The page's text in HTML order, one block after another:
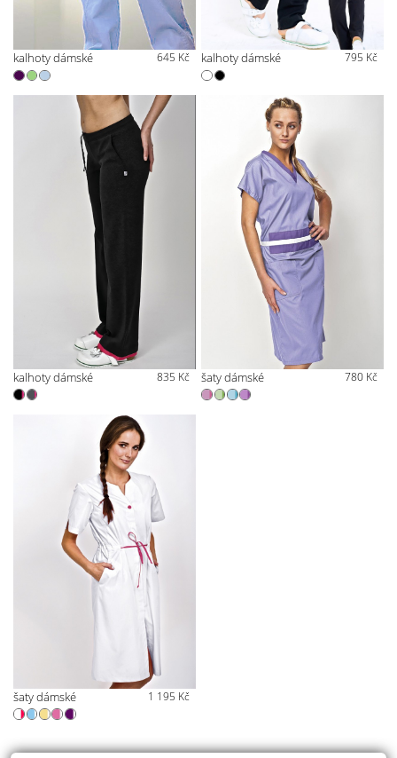
kalhoty dámské 645 Kč kalhoty dámské 795 Kč
kalhoty dámské 835 Kč šaty dámské 780 Kč
šaty dámské 1 195 Kč